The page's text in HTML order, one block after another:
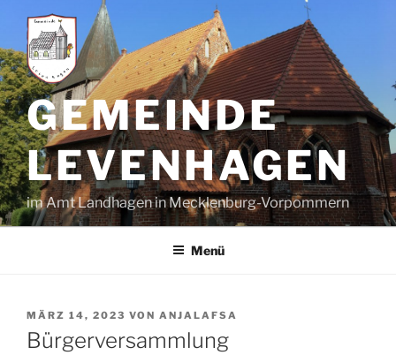
Inhalt
springen
GEMEINDE
LEVENHAGEN
im Amt Landhagen in Mecklenburg-Vorpommern
Menü
VERÖFFENTLICHT
AM
MÄRZ 14, 2023 VON ANJALAFSA
Bürgerversammlung